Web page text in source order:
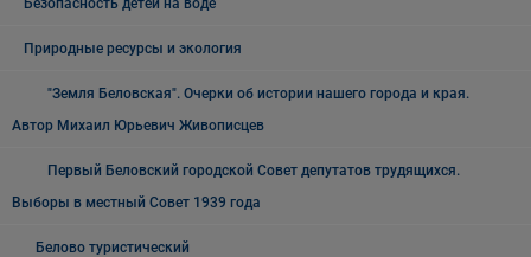
Безопасность детей на воде
Природные ресурсы и экология
"Земля Беловская". Очерки об истории нашего города и края.
Автор Михаил Юрьевич Живописцев
Первый Беловский городской Совет депутатов трудящихся.
Выборы в местный Совет 1939 года
Белово туристический